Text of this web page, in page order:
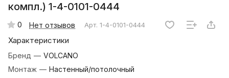
компл.) 1-4-0101-0444
0 Нет отзывов Арт. 1-4-0101-0444
Характеристики
Бренд — VOLCANO
Монтаж — Настенный/потолочный